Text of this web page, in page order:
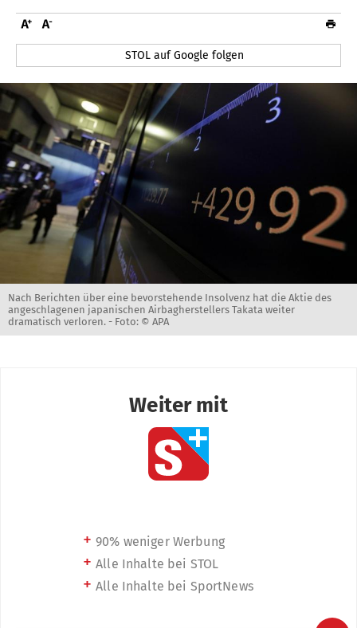
STOL auf Google folgen
Nach Berichten über eine bevorstehende Insolvenz hat die Aktie des
angeschlagenen japanischen Airbagherstellers Takata weiter
dramatisch verloren. - Foto: © APA